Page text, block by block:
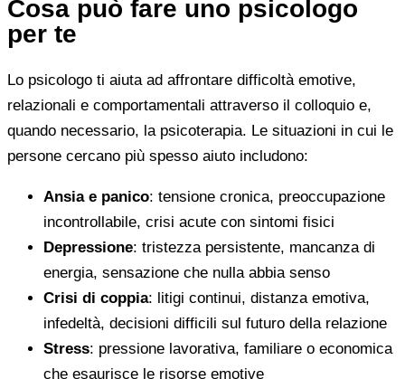
Cosa può fare uno psicologo
per te
Lo psicologo ti aiuta ad affrontare difficoltà emotive,
relazionali e comportamentali attraverso il colloquio e,
quando necessario, la psicoterapia. Le situazioni in cui le
persone cercano più spesso aiuto includono:
Ansia e panico: tensione cronica, preoccupazione
incontrollabile, crisi acute con sintomi fisici
Depressione: tristezza persistente, mancanza di
energia, sensazione che nulla abbia senso
Crisi di coppia: litigi continui, distanza emotiva,
infedeltà, decisioni difficili sul futuro della relazione
Stress: pressione lavorativa, familiare o economica
che esaurisce le risorse emotive